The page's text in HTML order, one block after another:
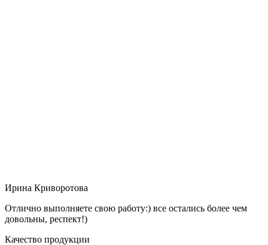
Ирина Криворотова
Отлично выполняете свою работу:) все остались более чем
довольны, респект!)
Качество продукции